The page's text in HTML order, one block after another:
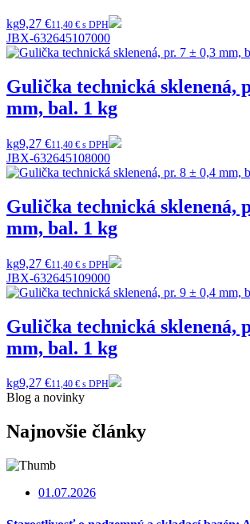
kg9,27 €11,40 € s DPH
JBX-632645107000
Gulička technická sklenená,
mm, bal. 1 kg
kg9,27 €11,40 € s DPH
JBX-632645108000
Gulička technická sklenená,
mm, bal. 1 kg
kg9,27 €11,40 € s DPH
JBX-632645109000
Gulička technická sklenená,
mm, bal. 1 kg
kg9,27 €11,40 € s DPH
Blog a novinky
Najnovšie články
01.07.2026